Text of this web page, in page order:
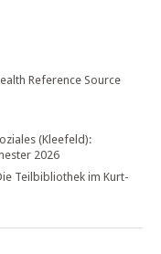
Reference Source
(Kleefeld):
2026
Teilbibliothek im Kurt-